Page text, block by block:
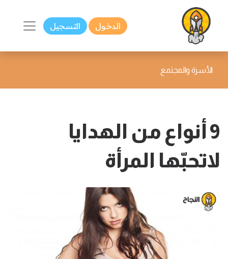
الدخول التسجيل
الأسرة والمجتمع
9 أنواع من الهدايا
لاتحبّها المرأة